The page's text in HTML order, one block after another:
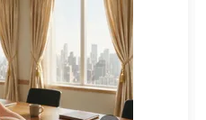
a
en cada correo
para anular la
correspondiente.